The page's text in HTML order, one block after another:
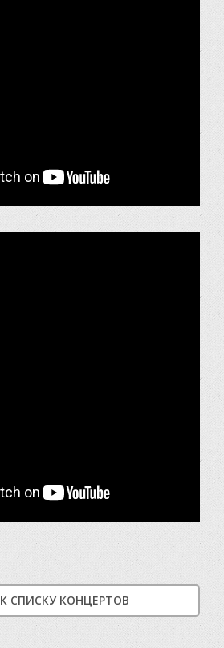
СПИСКУ КОНЦЕРТОВ